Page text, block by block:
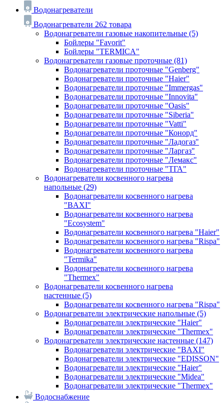
Водонагреватели
Водонагреватели 262 товара
Водонагреватели газовые накопительные (5)
Бойлеры "Favorit"
Бойлеры "TERMICA"
Водонагреватели газовые проточные (81)
Водонагреватели проточные "Genberg"
Водонагреватели проточные "Haier"
Водонагреватели проточные "Immergas"
Водонагреватели проточные "Innovita"
Водонагреватели проточные "Oasis"
Водонагреватели проточные "Siberia"
Водонагреватели проточные "Vatti"
Водонагреватели проточные "Конорд"
Водонагреватели проточные "Ладогаз"
Водонагреватели проточные "Ларгаз"
Водонагреватели проточные "Лемакс"
Водонагреватели проточные "ТГА"
Водонагреватели косвенного нагрева
напольные (29)
Водонагреватели косвенного нагрева
"BAXI"
Водонагреватели косвенного нагрева
"Ecosystem"
Водонагреватели косвенного нагрева "Haier"
Водонагреватели косвенного нагрева "Rispa"
Водонагреватели косвенного нагрева
"Termika"
Водонагреватели косвенного нагрева
"Thermex"
Водонагреватели косвенного нагрева
настенные (5)
Водонагреватели косвенного нагрева "Rispa"
Водонагреватели электрические напольные (5)
Водонагреватели электрические "Haier"
Водонагреватели электрические "Thermex"
Водонагреватели электрические настенные (147)
Водонагреватели электрические "BAXI"
Водонагреватели электрические "EDISSON"
Водонагреватели электрические "Haier"
Водонагреватели электрические "Midea"
Водонагреватели электрические "Thermex"
Водоснабжение